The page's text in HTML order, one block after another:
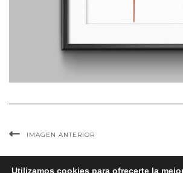
IMAGEN ANTERIOR
Utilizamos cookies para ofrecerte la